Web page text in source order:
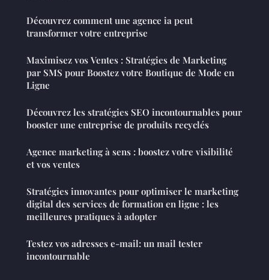
Découvrez comment une agence ia peut
transformer votre entreprise
Maximisez vos Ventes : Stratégies de Marketing
par SMS pour Boostez votre Boutique de Mode en
Ligne
Découvrez les stratégies SEO incontournables pour
booster une entreprise de produits recyclés
Agence marketing à sens : boostez votre visibilité
et vos ventes
Stratégies innovantes pour optimiser le marketing
digital des services de formation en ligne : les
meilleures pratiques à adopter
Testez vos adresses e-mail: un mail tester
incontournable